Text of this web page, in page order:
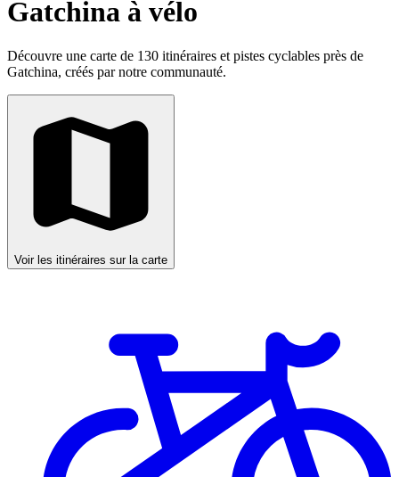
Gatchina à vélo
Découvre une carte de 130 itinéraires et pistes cyclables près de
Gatchina, créés par notre communauté.
Voir les itinéraires sur la carte